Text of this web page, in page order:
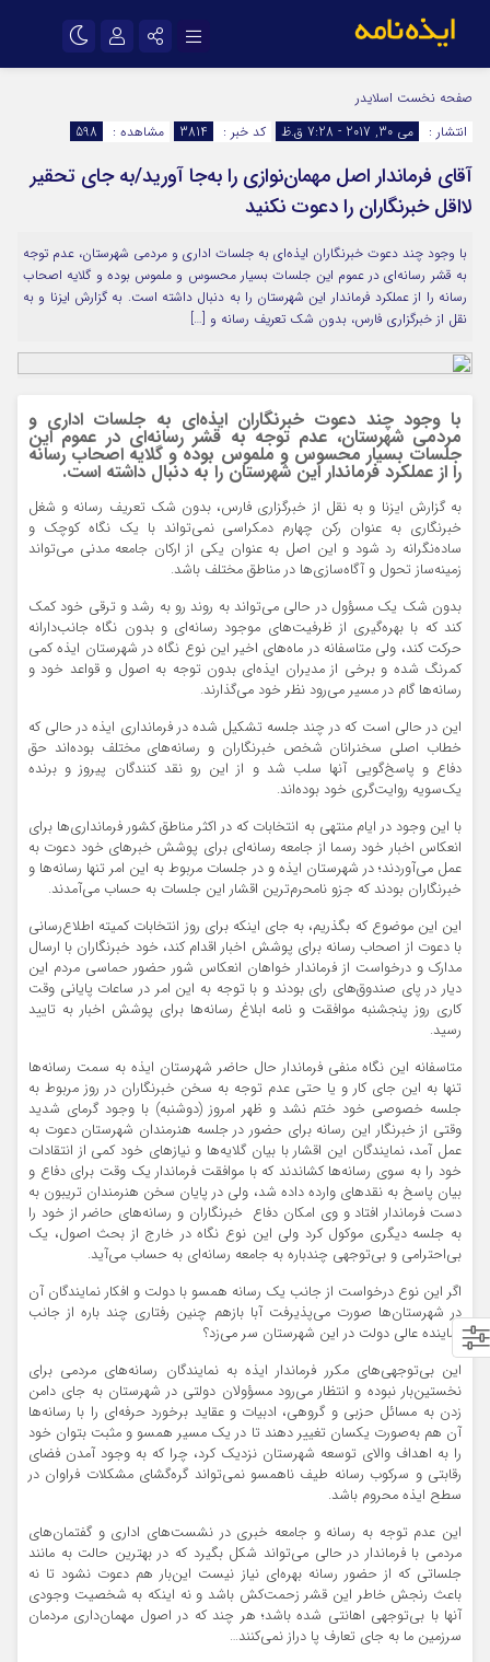
اینستاگرام
سروش
ایتا
آپارات
اپلیکیشن رمز عبور
مرا به خاطر بسپار
صفحه نخست اسلایدر
انتشار :
می 30, 2017 - 7:28 ق.ظ کد خبر : 3814 مشاهده : 598
آقای فرماندار اصل مهمان‌نوازی را به‌جا آورید/به جای تحقیر
لااقل خبرنگاران را دعوت نکنید
با وجود چند دعوت خبرنگاران ایذه‌ای به جلسات اداری و مردمی شهرستان، عدم توجه
به قشر رسانه‌ای در عموم این جلسات بسیار محسوس و ملموس بوده و گلایه اصحاب
رسانه را از عملکرد فرماندار این شهرستان را به دنبال داشته است. به گزارش ایزنا و به
نقل از خبرگزاری فارس، بدون شک تعریف رسانه و […]
با وجود چند دعوت خبرنگاران ایذه‌ای به جلسات اداری و
مردمی شهرستان، عدم توجه به قشر رسانه‌ای در عموم این
جلسات بسیار محسوس و ملموس بوده و گلایه اصحاب رسانه
را از عملکرد فرماندار این شهرستان را به دنبال داشته است.
به گزارش ایزنا و به نقل از خبرگزاری فارس، بدون شک تعریف رسانه و شغل
خبرنگاری به عنوان رکن چهارم دمکراسی نمی‌تواند با یک نگاه کوچک و
ساده‌نگرانه رد شود و این اصل به عنوان یکی از ارکان جامعه مدنی می‌تواند
زمینه‌ساز تحول و آگاه‌سازی‌ها در مناطق مختلف باشد.
بدون شک یک مسؤول در حالی می‌تواند به روند رو به رشد و ترقی خود کمک
کند که با بهره‌گیری از ظرفیت‌های موجود رسانه‌ای و بدون نگاه جانب‌دارانه
حرکت کند، ولی متاسفانه در ماه‌های اخیر این نوع نگاه در شهرستان ایذه کمی
کمرنگ شده و برخی از مدیران ایذه‌ای بدون توجه به اصول و قواعد خود و
رسانه‌ها گام در مسیر می‌رود نظر خود می‌گذارند.
این در حالی است که در چند جلسه تشکیل شده در فرمانداری ایذه در حالی که
خطاب اصلی سخنرانان شخص خبرنگاران و رسانه‌های مختلف بوده‌اند حق
دفاع و پاسخ‌گویی آنها سلب شد و از این رو نقد کنندگان پیروز و برنده
یک‌سویه روایت‌گری خود بوده‌اند.
با این وجود در ایام منتهی به انتخابات که در اکثر مناطق کشور فرمانداری‌ها برای
انعکاس اخبار خود رسما از جامعه رسانه‌ای برای پوشش خبرهای خود دعوت به
عمل می‌آوردند؛ در شهرستان ایذه و در جلسات مربوط به این امر تنها رسانه‌ها و
خبرنگاران بودند که جزو نامحرم‌ترین اقشار این جلسات به حساب می‌آمدند.
این این موضوع که بگذریم، به جای اینکه برای روز انتخابات کمیته اطلاع‌رسانی
با دعوت از اصحاب رسانه برای پوشش اخبار اقدام کند، خود خبرنگاران با ارسال
مدارک و درخواست از فرماندار خواهان انعکاس شور حضور حماسی مردم این
دیار در پای صندوق‌های رای بودند و با توجه به این امر در ساعات پایانی وقت
کاری روز پنجشنبه موافقت و نامه ابلاغ رسانه‌ها برای پوشش اخبار به تایید
رسید.
متاسفانه این نگاه منفی فرماندار حال حاضر شهرستان ایذه به سمت رسانه‌ها
تنها به این جای کار و یا حتی عدم توجه به سخن خبرنگاران در روز مربوط به
جلسه خصوصی خود ختم نشد و ظهر امروز (دوشنبه) با وجود گرمای شدید
وقتی از خبرنگار این رسانه برای حضور در جلسه هنرمندان شهرستان دعوت به
عمل آمد، نمایندگان این اقشار با بیان گلایه‌ها و نیازهای خود کمی از انتقادات
خود را به سوی رسانه‌ها کشاندند که با موافقت فرماندار یک وقت برای دفاع و
بیان پاسخ به نقدهای وارده داده شد، ولی در پایان سخن هنرمندان تریبون به
دست فرماندار افتاد و وی امکان دفاع خبرنگاران و رسانه‌های حاضر از خود را
به جلسه‌ دیگری موکول کرد ولی این نوع نگاه در خارج از بحث اصول، یک
بی‌احترامی و بی‌توجهی چند‌باره به جامعه رسانه‌ای به حساب می‌آید.
اگر این نوع درخواست از جانب یک رسانه همسو با دولت و افکار نمایندگان آن
در شهرستان‌ها صورت می‌پذیرفت آبا بازهم چنین رفتاری چند باره از جانب
نماینده عالی دولت در این شهرستان سر می‌زد؟
این بی‌توجهی‌های مکرر فرماندار ایذه به نمایندگان رسانه‌های مردمی برای
نخستین‌بار نبوده و انتظار می‌رود مسؤولان دولتی در شهرستان به جای دامن
زدن به مسائل حزبی و گروهی، ادبیات و عقاید برخورد حرفه‌ای را با رسانه‌ها
آن هم به‌صورت یکسان تغییر دهند تا در یک مسیر همسو و مثبت بتوان خود
را به اهداف والای توسعه شهرستان نزدیک کرد، چرا که به وجود آمدن فضای
رقابتی و سرکوب رسانه طیف ناهمسو نمی‌تواند گره‌گشای مشکلات فراوان در
سطح ایذه محروم باشد.
این عدم توجه به رسانه و جامعه خبری در نشست‌های اداری و گفتمان‌های
مردمی با فرماندار در حالی می‌تواند شکل بگیرد که در بهترین حالت به مانند
جلساتی که از حضور رسانه بهره‌ای نیاز نیست این‌بار هم دعوت نشود تا نه
باعث رنجش خاطر این قشر زحمت‌کش باشد و نه اینکه به شخصیت وجودی
آنها با بی‌توجهی اهانتی شده باشد؛ هر چند که در اصول مهمان‌داری مردمان
سرزمین ما به جای تعارف پا دراز نمی‌کنند…